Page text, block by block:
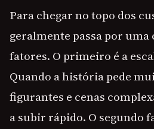
Para chegar no topo dos
geralmente passa por uma
fatores. O primeiro é a
Quando a história pede
figurantes e cenas
a subir rápido. O segundo